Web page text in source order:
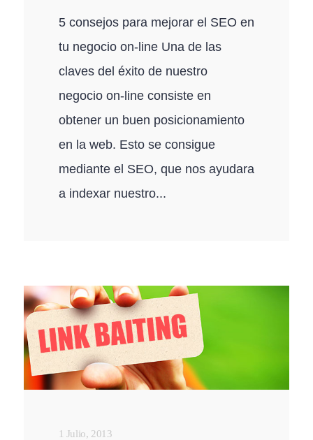
5 consejos para mejorar el SEO en
tu negocio on-line Una de las
claves del éxito de nuestro
negocio on-line consiste en
obtener un buen posicionamiento
en la web. Esto se consigue
mediante el SEO, que nos ayudara
a indexar nuestro...
1 Julio, 2013